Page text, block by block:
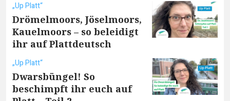
„Up Platt“
Drömelmoors, Jöselmoors,
Kauelmoors – so beleidigt
ihr auf Plattdeutsch
„Up Platt“
Dwarsbüngel! So
beschimpft ihr euch auf